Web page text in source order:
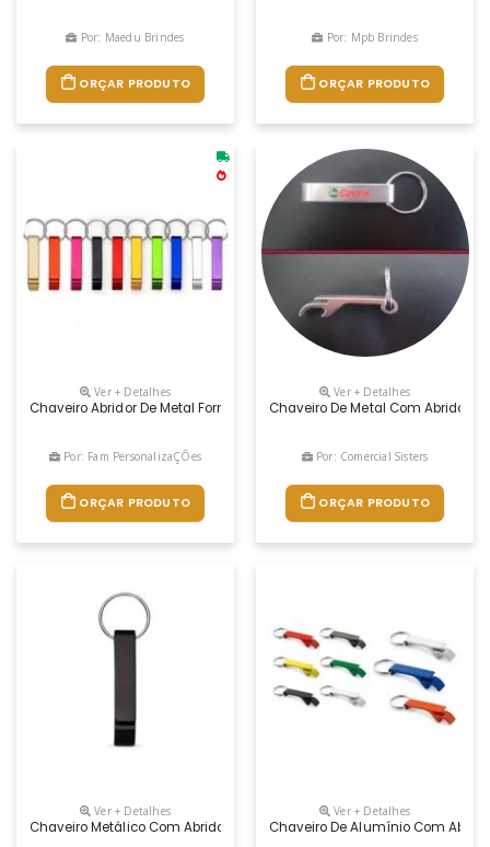
Por: Maedu Brindes
ORÇAR PRODUTO
Por: Mpb Brindes
ORÇAR PRODUTO
Ver + Detalhes
Chaveiro Abridor De Metal Formato “pé De Galinha”. Cores Disponíveis:
Por: Fam PersonalizaÇÕes
ORÇAR PRODUTO
Ver + Detalhes
Chaveiro De Metal Com Abridor
Por: Comercial Sisters
ORÇAR PRODUTO
Ver + Detalhes
Chaveiro Metálico Com Abridor De Garrafas E Argola De Ferro
Ver + Detalhes
Chaveiro De Alumínio Com